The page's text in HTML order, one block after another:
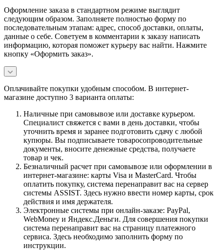
Оформление заказа в стандартном режиме выглядит
следующим образом. Заполняете полностью форму по
последовательным этапам: адрес, способ доставки, оплаты,
данные о себе. Советуем в комментарии к заказу написать
информацию, которая поможет курьеру вас найти. Нажмите
кнопку «Оформить заказ».
Оплачивайте покупки удобным способом. В интернет-
магазине доступно 3 варианта оплаты:
Наличные при самовывозе или доставке курьером.
Специалист свяжется с вами в день доставки, чтобы
уточнить время и заранее подготовить сдачу с любой
купюры. Вы подписываете товаросопроводительные
документы, вносите денежные средства, получаете
товар и чек.
Безналичный расчет при самовывозе или оформлении в
интернет-магазине: карты Visa и MasterCard. Чтобы
оплатить покупку, система перенаправит вас на сервер
системы ASSIST. Здесь нужно ввести номер карты, срок
действия и имя держателя.
Электронные системы при онлайн-заказе: PayPal,
WebMoney и Яндекс.Деньги. Для совершения покупки
система перенаправит вас на страницу платежного
сервиса. Здесь необходимо заполнить форму по
инструкции.